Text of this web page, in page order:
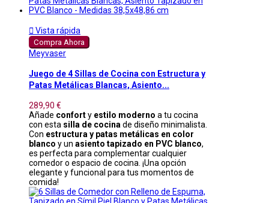
 Vista rápida
Compra Ahora
Meyvaser
Juego de 4 Sillas de Cocina con Estructura y
Patas Metálicas Blancas, Asiento...
289,90 €
Añade conforty estilo moderno a tu cocina
con esta silla de cocina de diseño minimalista.
Con estructura y patas metálicas en color
blanco y un asiento tapizado en PVC blanco,
es perfecta para complementar cualquier
comedor o espacio de cocina. ¡Una opción
elegante y funcional para tus momentos de
comida!